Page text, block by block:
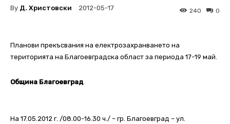
By Д. Христовски 2012-05-17 0
240
Планови прекъсвания на електрозахранването на
територията на Благоевградска област за периода 17-19 май.
Община Благоевград
На 17.05.2012 г. /08.00-16.30 ч./ – гр. Благоевград – ул.